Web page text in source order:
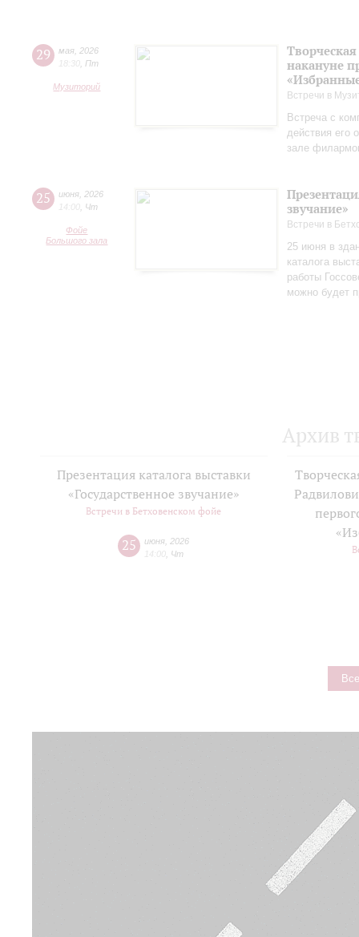
29 мая 2026
18:30 Пт
Музиторий
накануне
Встречи в
Встреча с
действия его
зале
25 июня 2026
14:00 Чт
Фойе
Большого зала
звучание»
Встречи в
25 июня в
каталога
работы
можно будет
Архив
Презентация каталога выставки
«Государственное звучание»
Встречи в Бетховенском фойе
25 июня 2026
14:00 Чт